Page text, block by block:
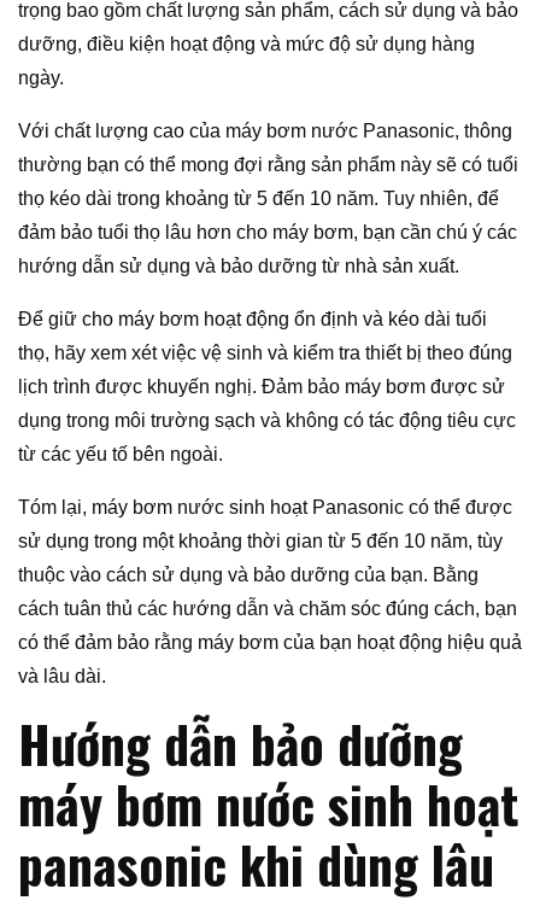
trọng bao gồm chất lượng sản phẩm, cách sử dụng và bảo
dưỡng, điều kiện hoạt động và mức độ sử dụng hàng
ngày.
Với chất lượng cao của máy bơm nước Panasonic, thông
thường bạn có thể mong đợi rằng sản phẩm này sẽ có tuổi
thọ kéo dài trong khoảng từ 5 đến 10 năm. Tuy nhiên, để
đảm bảo tuổi thọ lâu hơn cho máy bơm, bạn cần chú ý các
hướng dẫn sử dụng và bảo dưỡng từ nhà sản xuất.
Để giữ cho máy bơm hoạt động ổn định và kéo dài tuổi
thọ, hãy xem xét việc vệ sinh và kiểm tra thiết bị theo đúng
lịch trình được khuyến nghị. Đảm bảo máy bơm được sử
dụng trong môi trường sạch và không có tác động tiêu cực
từ các yếu tố bên ngoài.
Tóm lại, máy bơm nước sinh hoạt Panasonic có thể được
sử dụng trong một khoảng thời gian từ 5 đến 10 năm, tùy
thuộc vào cách sử dụng và bảo dưỡng của bạn. Bằng
cách tuân thủ các hướng dẫn và chăm sóc đúng cách, bạn
có thể đảm bảo rằng máy bơm của bạn hoạt động hiệu quả
và lâu dài.
Hướng dẫn bảo dưỡng
máy bơm nước sinh hoạt
panasonic khi dùng lâu